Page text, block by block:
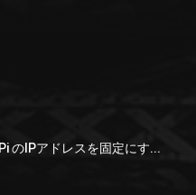
のIPアドレスを固定にす...